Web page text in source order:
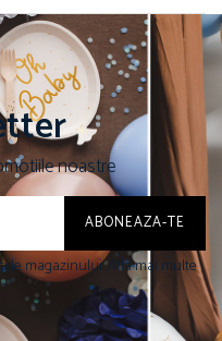
noastre
magazinului. Afla mai multe